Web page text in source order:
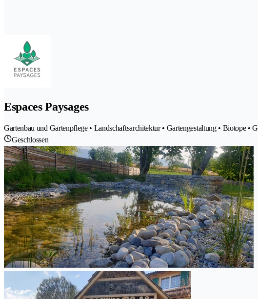
Espaces Paysages
Gartenbau und Gartenpflege • Landschaftsarchitektur • Gartengestaltung • Biotope •
Geschlossen